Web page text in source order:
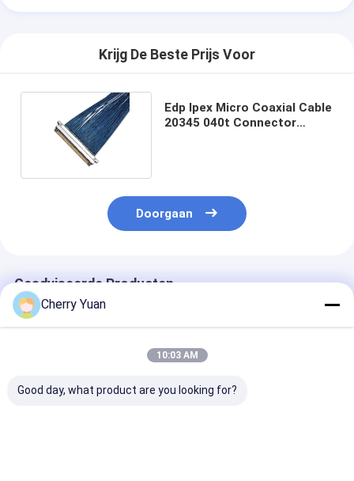
Krijg De Beste Prijs Voor
Edp Ipex Micro Coaxial Cable
20345 040t Connector
Doorgaan
Geadviseerde Producten
Cherry Yuan
10:03 AM
Good day, what product are you looking for?